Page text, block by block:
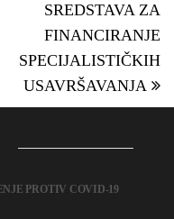
SREDSTAVA ZA
FINANCIRANJE
SPECIJALISTIČKIH
USAVRŠAVANJA
PROTIV COVID-19